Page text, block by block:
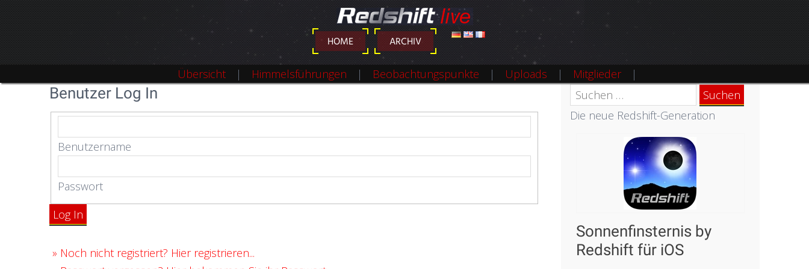
HOME ARCHIV
DEUTSCH ENGLISH FRANÇAIS
Übersicht Himmelsführungen Beobachtungspunkte Uploads Mitglieder
Benutzer Log In
Benutzername
Passwort
Log In
» Noch nicht registriert? Hier registrieren...
Suchen
nach:
Die neue Redshift-Generation
Sonnenfinsternis by
Redshift für iOS